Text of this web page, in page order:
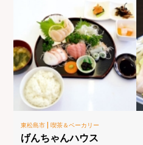
東松島市 |喫茶＆ベーカリー
げんちゃんハウス